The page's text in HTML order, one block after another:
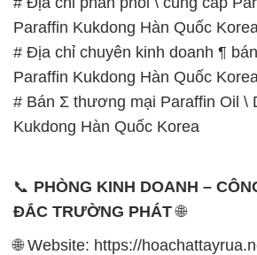
Paraffin Kukdong Hàn Quốc Korea
# Địa chỉ chuyên kinh doanh ¶
Paraffin Kukdong Hàn Quốc Korea
# Bán Σ thương mại Paraffin Oil \
Kukdong Hàn Quốc Korea
📞 PHÒNG KINH DOANH –
ĐẮC TRƯỜNG PHÁT🌐
🌐 Website: https://